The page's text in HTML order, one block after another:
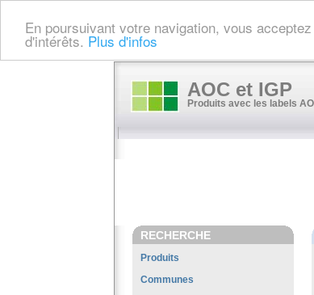
En poursuivant votre navigation, vous
d'intérêts. Plus d'infos
AOC et IGP
Produits avec les labels
RECHERCHE
Produits
Communes